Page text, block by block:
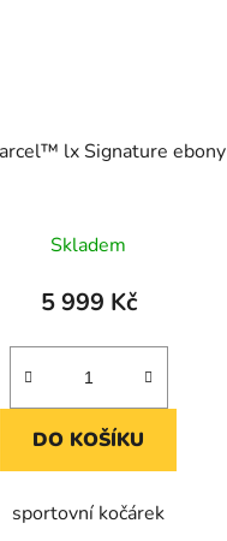
lx Signature ebony
Skladem
5 999 Kč
DO KOŠÍKU
sportovní kočárek